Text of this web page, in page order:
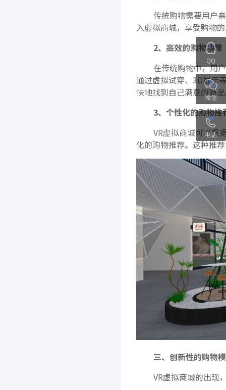
传统购物需要用户
入虚拟商城，享受购物
2、高效的购物决策
在传统购物中，用
通过虚拟试穿、3D展示
快地找到自己满意的商
3、个性化的购物推
VR虚拟商城可以根
化的购物推荐。这种推
三、创新性的购物
VR虚拟商城的出现
QQ
微信
电话